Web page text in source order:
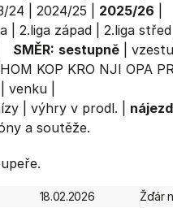
24 2024/25 2025/26
| 2.liga západ| 2.liga střed
SMĚR: sestupně|
HOM KOP KRO NJI OPA
venku|
| výhry v prodl.
a soutěže.
18.02.2026 Žďár